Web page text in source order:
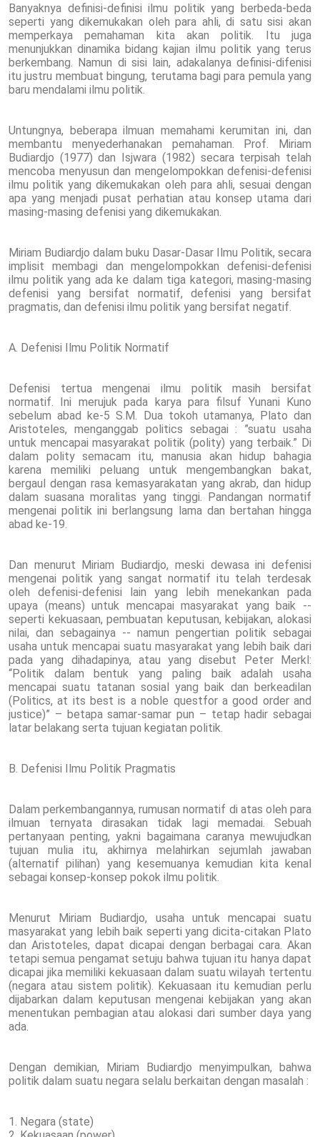
Banyaknya definisi-definisi ilmu politik yang berbeda-beda
seperti yang dikemukakan oleh para ahli, di satu sisi akan
memperkaya pemahaman kita akan politik. Itu juga
menunjukkan dinamika bidang kajian ilmu politik yang terus
berkembang. Namun di sisi lain, adakalanya definisi-difenisi
itu justru membuat bingung, terutama bagi para pemula yang
baru mendalami ilmu politik.
Untungnya, beberapa ilmuan memahami kerumitan ini, dan
membantu menyederhanakan pemahaman. Prof. Miriam
Budiardjo (1977) dan Isjwara (1982) secara terpisah telah
mencoba menyusun dan mengelompokkan defenisi-defenisi
ilmu politik yang dikemukakan oleh para ahli, sesuai dengan
apa yang menjadi pusat perhatian atau konsep utama dari
masing-masing defenisi yang dikemukakan.
Miriam Budiardjo dalam buku Dasar-Dasar Ilmu Politik, secara
implisit membagi dan mengelompokkan defenisi-defenisi
ilmu politik yang ada ke dalam tiga kategori, masing-masing
defenisi yang bersifat normatif, defenisi yang bersifat
pragmatis, dan defenisi ilmu politik yang bersifat negatif.
A. Defenisi Ilmu Politik Normatif
Defenisi tertua mengenai ilmu politik masih bersifat
normatif. Ini merujuk pada karya para filsuf Yunani Kuno
sebelum abad ke-5 S.M. Dua tokoh utamanya, Plato dan
Aristoteles, menganggab politics sebagai : ”suatu usaha
untuk mencapai masyarakat politik (polity) yang terbaik.” Di
dalam polity semacam itu, manusia akan hidup bahagia
karena memiliki peluang untuk mengembangkan bakat,
bergaul dengan rasa kemasyarakatan yang akrab, dan hidup
dalam suasana moralitas yang tinggi. Pandangan normatif
mengenai politik ini berlangsung lama dan bertahan hingga
abad ke-19.
Dan menurut Miriam Budiardjo, meski dewasa ini defenisi
mengenai politik yang sangat normatif itu telah terdesak
oleh defenisi-defenisi lain yang lebih menekankan pada
upaya (means) untuk mencapai masyarakat yang baik --
seperti kekuasaan, pembuatan keputusan, kebijakan, alokasi
nilai, dan sebagainya -- namun pengertian politik sebagai
usaha untuk mencapai suatu masyarakat yang lebih baik dari
pada yang dihadapinya, atau yang disebut Peter Merkl:
“Politik dalam bentuk yang paling baik adalah usaha
mencapai suatu tatanan sosial yang baik dan berkeadilan
(Politics, at its best is a noble questfor a good order and
justice)” – betapa samar-samar pun – tetap hadir sebagai
latar belakang serta tujuan kegiatan politik.
B. Defenisi Ilmu Politik Pragmatis
Dalam perkembangannya, rumusan normatif di atas oleh para
ilmuan ternyata dirasakan tidak lagi memadai. Sebuah
pertanyaan penting, yakni bagaimana caranya mewujudkan
tujuan mulia itu, akhirnya melahirkan sejumlah jawaban
(alternatif pilihan) yang kesemuanya kemudian kita kenal
sebagai konsep-konsep pokok ilmu politik.
Menurut Miriam Budiardjo, usaha untuk mencapai suatu
masyarakat yang lebih baik seperti yang dicita-citakan Plato
dan Aristoteles, dapat dicapai dengan berbagai cara. Akan
tetapi semua pengamat setuju bahwa tujuan itu hanya dapat
dicapai jika memiliki kekuasaan dalam suatu wilayah tertentu
(negara atau sistem politik). Kekuasaan itu kemudian perlu
dijabarkan dalam keputusan mengenai kebijakan yang akan
menentukan pembagian atau alokasi dari sumber daya yang
ada.
Dengan demikian, Miriam Budiardjo menyimpulkan, bahwa
politik dalam suatu negara selalu berkaitan dengan masalah :
1. Negara (state)